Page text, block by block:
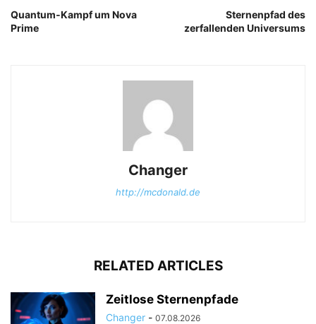
Quantum‑Kampf um Nova
Prime
Sternenpfad des
zerfallenden Universums
Changer
http://mcdonald.de
RELATED ARTICLES
Zeitlose Sternenpfade
Changer - 07.08.2026